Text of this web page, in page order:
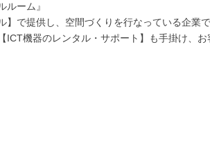
ルーム』
】で提供し、空間づくりを行なっている企業
ICT機器のレンタル・サポート】も手掛け、